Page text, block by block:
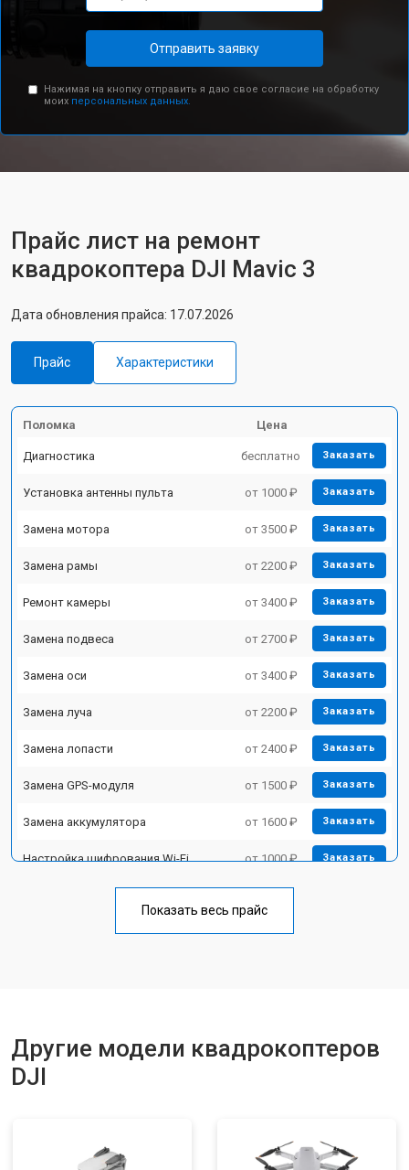
Отправить заявку
Нажимая на кнопку отправить я даю свое согласие на обработку
моих персональных данных.
Прайс лист на ремонт
квадрокоптера DJI Mavic 3
Дата обновления прайса: 17.07.2026
Прайс Характеристики
Поломка Цена
Диагностика бесплатно Заказать
Установка антенны пульта от 1000 ₽ Заказать
Замена мотора от 3500 ₽ Заказать
Замена рамы от 2200 ₽ Заказать
Ремонт камеры от 3400 ₽ Заказать
Замена подвеса от 2700 ₽ Заказать
Замена оси от 3400 ₽ Заказать
Замена луча от 2200 ₽ Заказать
Замена лопасти от 2400 ₽ Заказать
Замена GPS-модуля от 1500 ₽ Заказать
Замена аккумулятора от 1600 ₽ Заказать
Настройка шифрования Wi-Fi от 1000 ₽ Заказать
Замена материнской платы от 2800 ₽
Показать весь прайс
Другие модели квадрокоптеров
DJI